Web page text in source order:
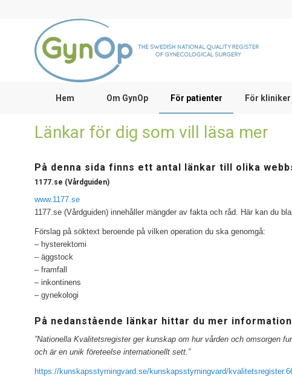
Hem Om GynOp För patienter För kliniker
Länkar för dig som vill läsa mer
På denna sida finns ett antal länkar till olika
1177.se (Vårdguiden)
www.1177.se
1177.se (Vårdguiden) innehåller mängder av fakta och råd. Här kan du
Förslag på söktext beroende på vilken operation du ska genomgå:
– hysterektomi
– äggstock
– framfall
– inkontinens
– gynekologi
På nedanstående länkar hittar du mer
”Nationella Kvalitetsregister ger kunskap om hur vården och omsorgen
och är en unik företeelse internationellt sett.”
https://kunskapsstyrningvard.se/kunskapsstyrningvard/